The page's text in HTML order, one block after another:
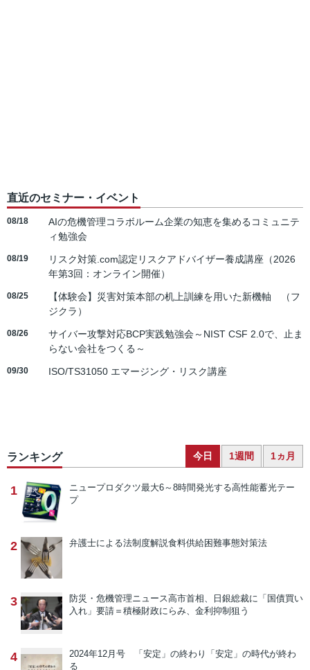
直近のセミナー・イベント
08/18
AIの危機管理コラボルーム企業の知恵を集めるコミュニテ
ィ勉強会
08/19
リスク対策.com認定リスクアドバイザー養成講座（2026
年第3回：オンライン開催）
08/25
【体験会】災害対策本部の机上訓練を用いた新機軸 （フ
ジクラ）
08/26
サイバー攻撃対応BCP実践勉強会～NIST CSF 2.0で、止ま
らない会社をつくる～
09/30 ISO/TS31050 エマージング・リスク講座
ランキング 今日 1週間 1ヵ月
1 ニュープロダクツ最大6～8時間発光する高性能蓄光テー
プ
2 弁護士による法制度解説食料供給困難事態対策法
3 防災・危機管理ニュース高市首相、日銀総裁に「国債買い
入れ」要請＝積極財政にらみ、金利抑制狙う
4 2024年12月号 「安定」の終わり
「安定」の時代が終わ
る